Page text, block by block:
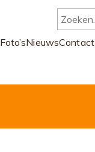
Foto’sNieuwsContact
Zoeken...